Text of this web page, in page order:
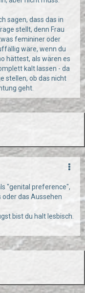
sagen, dass das in
stellt, denn Frau
femininer oder
wäre, wenn du
hättest, als wären es
kalt lassen - da
stellen, ob das nicht
geht.
"genital preference",
oder das Aussehen
bist du halt lesbisch.